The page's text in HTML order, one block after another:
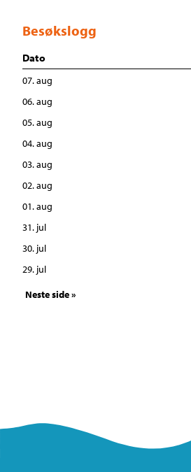
Besøkslogg
Dato
07. aug
06. aug
05. aug
04. aug
03. aug
02. aug
01. aug
31. jul
30. jul
29. jul
Neste side »